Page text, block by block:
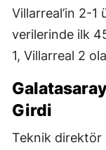
Villarreal’in 2-1
verilerinde ilk
1, Villarreal 2
Girdi
Teknik direktör